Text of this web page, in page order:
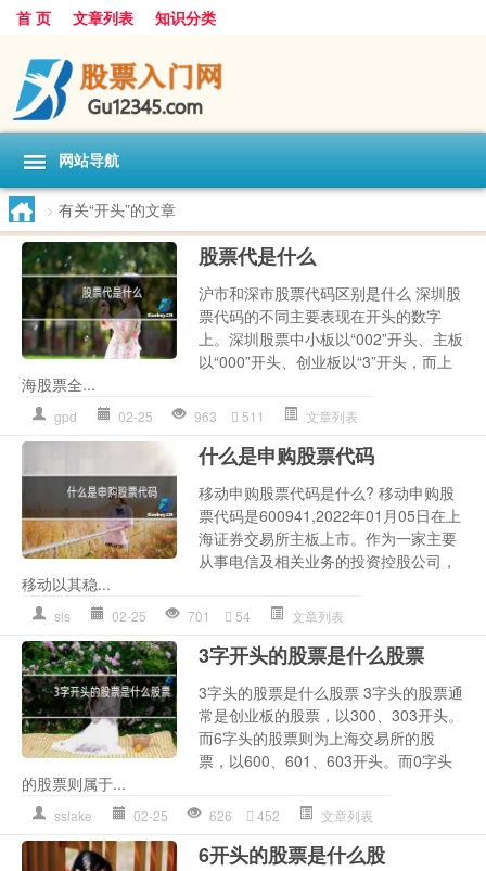
首 页 文章列表 知识分类
网站导航
> 有关“开头”的文章
股票代是什么
沪市和深市股票代码区别是什么 深圳股
票代码的不同主要表现在开头的数字
上。深圳股票中小板以“002”开头、主板
以“000”开头、创业板以“3”开头，而上
海股票全...
gpd 02-25 963 511 文章列表
什么是申购股票代码
移动申购股票代码是什么? 移动申购股
票代码是600941,2022年01月05日在上
海证券交易所主板上市。作为一家主要
从事电信及相关业务的投资控股公司，
移动以其稳...
sls 02-25 701 54 文章列表
3字开头的股票是什么股票
3字头的股票是什么股票 3字头的股票通
常是创业板的股票，以300、303开头。
而6字头的股票则为上海交易所的股
票，以600、601、603开头。而0字头
的股票则属于...
sslake 02-25 626 452 文章列表
6开头的股票是什么股